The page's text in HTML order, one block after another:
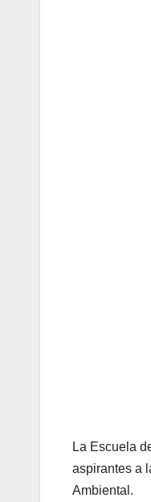
La Escuela
aspirantes a
Ambiental.